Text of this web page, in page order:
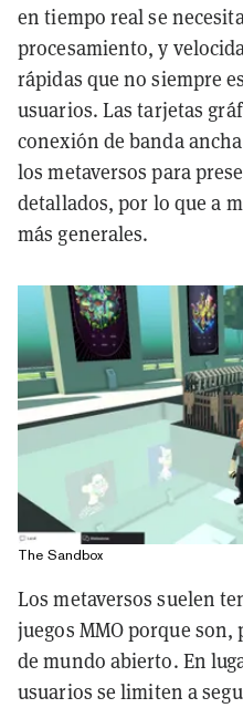
en tiempo real se
procesamiento, y
rápidas que no siempre
usuarios. Las tarjetas
conexión de banda
los metaversos para
detallados, por lo que a
más generales.
The Sandbox
Los metaversos suelen
juegos MMO porque
de mundo abierto. En
usuarios se limiten a